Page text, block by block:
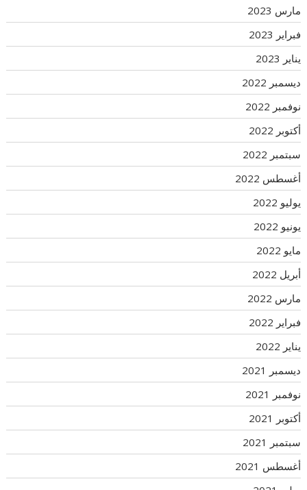
مارس 2023
فبراير 2023
يناير 2023
ديسمبر 2022
نوفمبر 2022
أكتوبر 2022
سبتمبر 2022
أغسطس 2022
يوليو 2022
يونيو 2022
مايو 2022
أبريل 2022
مارس 2022
فبراير 2022
يناير 2022
ديسمبر 2021
نوفمبر 2021
أكتوبر 2021
سبتمبر 2021
أغسطس 2021